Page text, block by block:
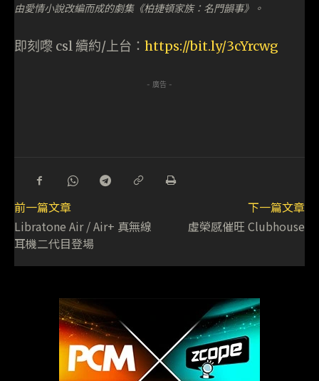
由愛情小說改編而成的劇集《柏捷頓家族：名門韻事》。
即刻嚟 csl 續約/上台： https://bit.ly/3cYrcwg
- 廣告 -
前一篇文章
Libratone Air / Air+ 真無線
耳機二代目登場
下一篇文章
虛榮感催旺 Clubhouse